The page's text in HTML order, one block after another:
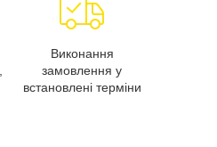
Виконання
замовлення у
встановлені терміни